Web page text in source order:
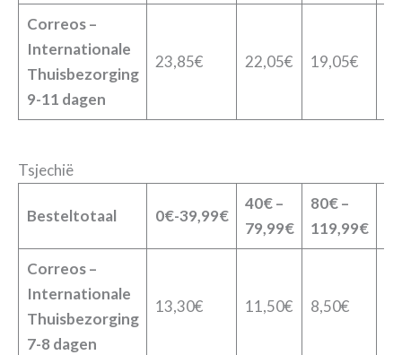
Correos –
Internationale
Thuisbezorging
9-11 dagen
23,85€ 22,05€ 19,05€
Tsjechië
Besteltotaal 0€-39,99€
40€ –
79,99€
80€ –
119,99€
Correos –
Internationale
Thuisbezorging
7-8 dagen
13,30€ 11,50€ 8,50€